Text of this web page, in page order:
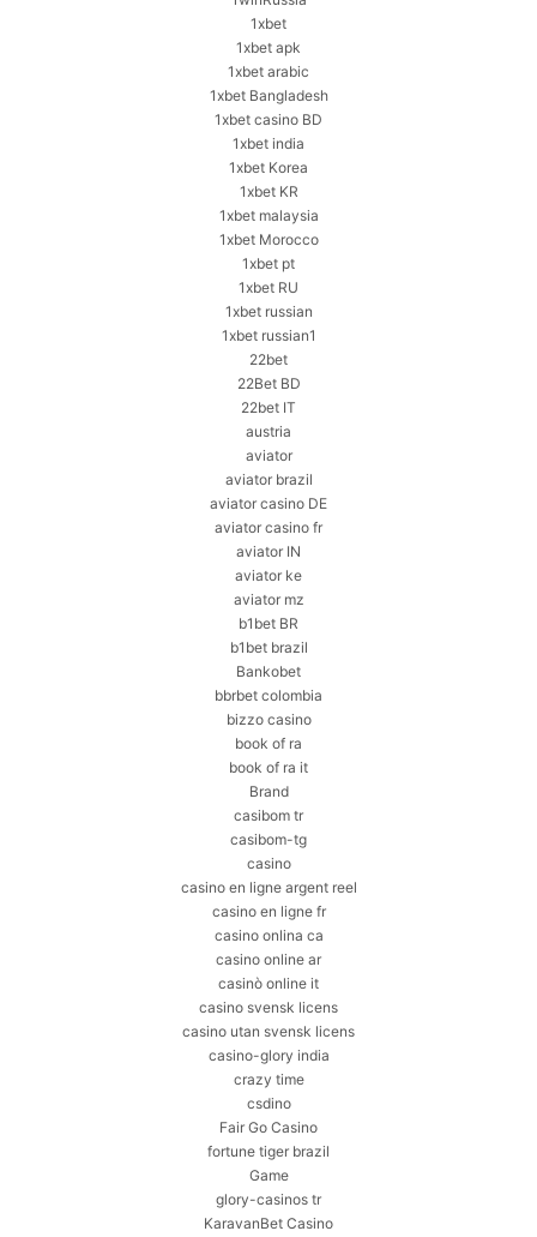
1xbet
1xbet apk
1xbet arabic
1xbet Bangladesh
1xbet casino BD
1xbet india
1xbet Korea
1xbet KR
1xbet malaysia
1xbet Morocco
1xbet pt
1xbet RU
1xbet russian
1xbet russian1
22bet
22Bet BD
22bet IT
austria
aviator
aviator brazil
aviator casino DE
aviator casino fr
aviator IN
aviator ke
aviator mz
b1bet BR
b1bet brazil
Bankobet
bbrbet colombia
bizzo casino
book of ra
book of ra it
Brand
casibom tr
casibom-tg
casino
casino en ligne argent reel
casino en ligne fr
casino onlina ca
casino online ar
casinò online it
casino svensk licens
casino utan svensk licens
casino-glory india
crazy time
csdino
Fair Go Casino
fortune tiger brazil
Game
glory-casinos tr
KaravanBet Casino